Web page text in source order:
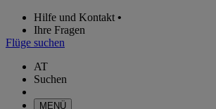
Hilfe und Kontakt •
Ihre Fragen
Flüge suchen
AT
Suchen
MENÜ